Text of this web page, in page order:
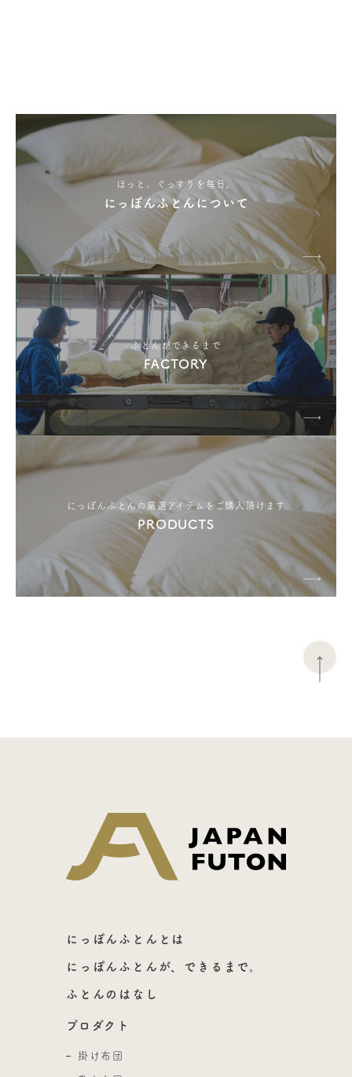
ほっと、ぐっすりを毎日。
にっぽんふとんについて
ふとんができるまで
FACTORY
にっぽんふとんの厳選アイテムをご購入頂けます
PRODUCTS
にっぽんふとんとは
にっぽんふとんが、できるまで。
ふとんのはなし
プロダクト
掛け布団